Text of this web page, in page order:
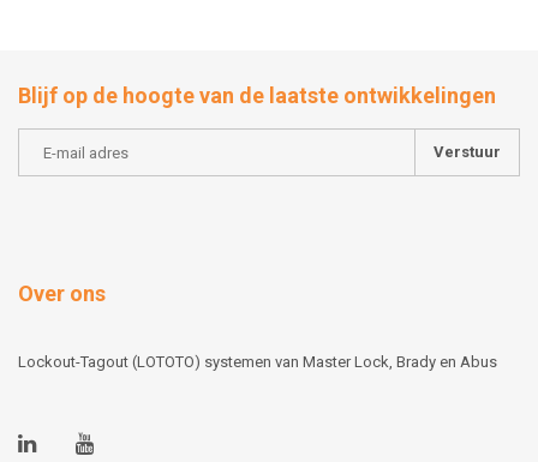
Blijf op de hoogte van de laatste ontwikkelingen
Verstuur
Over ons
Lockout-Tagout (LOTOTO) systemen van Master Lock, Brady en Abus